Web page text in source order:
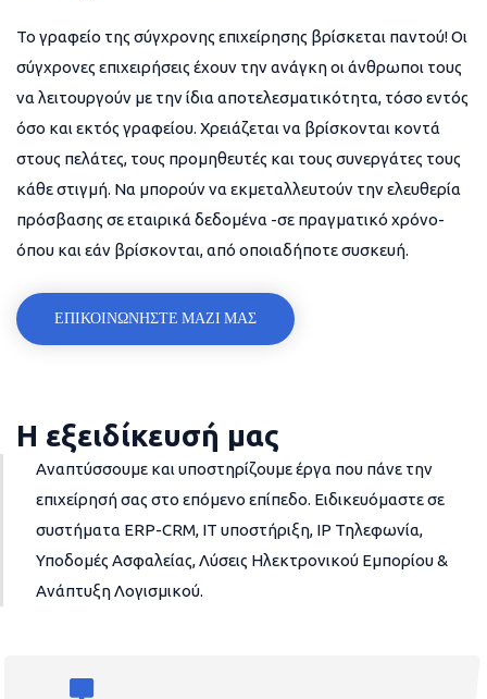
Το γραφείο της σύγχρονης επιχείρησης βρίσκεται παντού! Οι
σύγχρονες επιχειρήσεις έχουν την ανάγκη οι άνθρωποι τους
να λειτουργούν με την ίδια αποτελεσματικότητα, τόσο εντός
όσο και εκτός γραφείου. Χρειάζεται να βρίσκονται κοντά
στους πελάτες, τους προμηθευτές και τους συνεργάτες τους
κάθε στιγμή. Να μπορούν να εκμεταλλευτούν την ελευθερία
πρόσβασης σε εταιρικά δεδομένα -σε πραγματικό χρόνο-
όπου και εάν βρίσκονται, από οποιαδήποτε συσκευή.
ΕΠΙΚΟΙΝΩΝΗΣΤΕ ΜΑΖΙ ΜΑΣ
Η εξειδίκευσή μας
Αναπτύσσουμε και υποστηρίζουμε έργα που πάνε την
επιχείρησή σας στο επόμενο επίπεδο. Ειδικευόμαστε σε
συστήματα ERP-CRM, IT υποστήριξη, IP Τηλεφωνία,
Υποδομές Ασφαλείας, Λύσεις Ηλεκτρονικού Εμπορίου &
Ανάπτυξη Λογισμικού.